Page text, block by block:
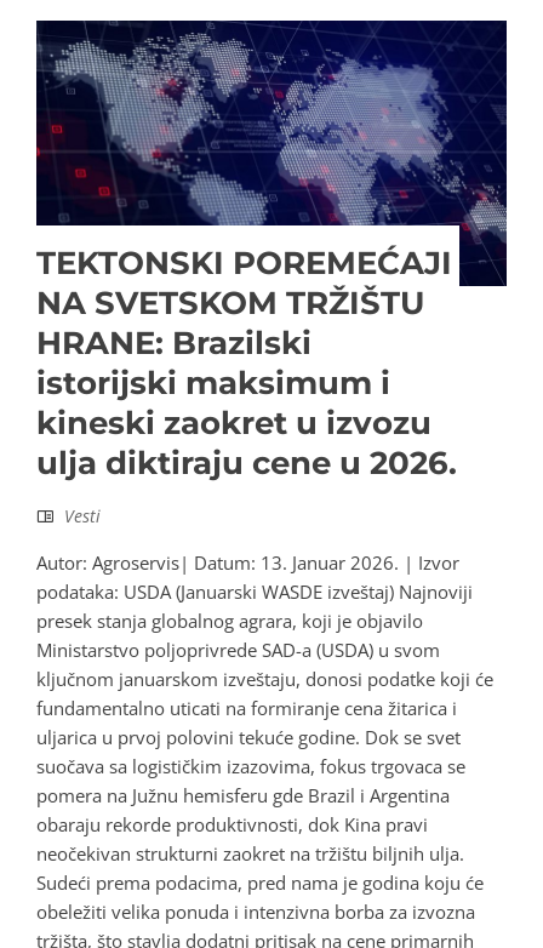
TEKTONSKI POREMEĆAJI
NA SVETSKOM TRŽIŠTU
HRANE: Brazilski
istorijski maksimum i
kineski zaokret u izvozu
ulja diktiraju cene u 2026.
Vesti
Autor: Agroservis| Datum: 13. Januar 2026. | Izvor
podataka: USDA (Januarski WASDE izveštaj) Najnoviji
presek stanja globalnog agrara, koji je objavilo
Ministarstvo poljoprivrede SAD-a (USDA) u svom
ključnom januarskom izveštaju, donosi podatke koji će
fundamentalno uticati na formiranje cena žitarica i
uljarica u prvoj polovini tekuće godine. Dok se svet
suočava sa logističkim izazovima, fokus trgovaca se
pomera na Južnu hemisferu gde Brazil i Argentina
obaraju rekorde produktivnosti, dok Kina pravi
neočekivan strukturni zaokret na tržištu biljnih ulja.
Sudeći prema podacima, pred nama je godina koju će
obeležiti velika ponuda i intenzivna borba za izvozna
tržišta, što stavlja dodatni pritisak na cene primarnih